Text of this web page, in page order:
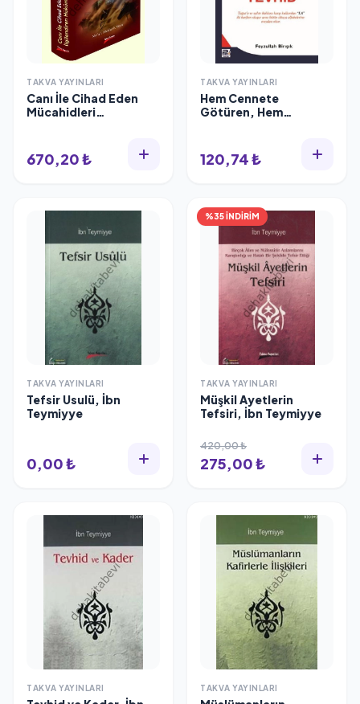
TAKVA YAYINLARI
Canı İle Cihad Eden
Mücahidleri
670,20 ₺
TAKVA YAYINLARI
Hem Cennete
Götüren, Hem
120,74 ₺
TAKVA YAYINLARI
Tefsir Usulü, İbn
Teymiyye
0,00 ₺
%35 İNDİRİM
TAKVA YAYINLARI
Müşkil Ayetlerin
Tefsiri, İbn Teymiyye
420,00 ₺
275,00 ₺
TAKVA YAYINLARI TAKVA YAYINLARI